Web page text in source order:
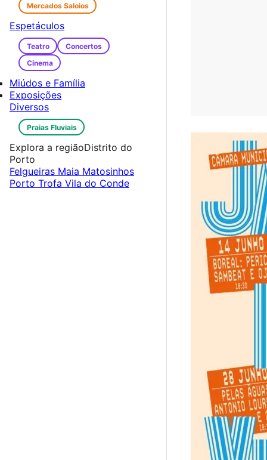
Mercados Saloios
Espetáculos
Teatro
Concertos
Cinema
Miúdos e Família
Exposições
Diversos
Praias Fluviais
Explora a regiãoDistrito do
Porto
Felgueiras Maia Matosinhos
Porto Trofa Vila do Conde